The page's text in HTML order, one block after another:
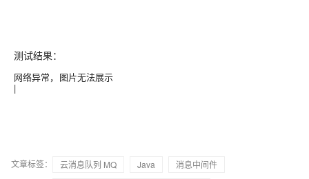
测试结果：
网络异常，图片无法展示
|
文章标签： 云消息队列 MQ Java
消息中间件